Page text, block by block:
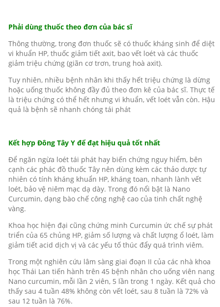
Phải dùng thuốc theo đơn của bác sĩ
Thông thường, trong đơn thuốc sẽ có thuốc kháng sinh để diệt
vi khuẩn HP, thuốc giảm tiết axit, bao vết loét và các thuốc
giảm triệu chứng (giãn cơ trơn, trung hoà axit).
Tuy nhiên, nhiều bệnh nhân khi thấy hết triệu chứng là dừng
hoặc uống thuốc không đầy đủ theo đơn kê của bác sĩ. Thực tế
là triệu chứng có thể hết nhưng vi khuẩn, vết loét vẫn còn. Hậu
quả là bệnh sẽ nhanh chóng tái phát
Kết hợp Đông Tây Y để đạt hiệu quả tốt nhất
Để ngăn ngừa loét tái phát hay biến chứng nguy hiểm, bên
cạnh các phác đồ thuốc Tây nên dùng kèm các thảo dược tự
nhiên có tính kháng khuẩn HP, kháng toan, nhanh lành vết
loét, bảo vệ niêm mạc dạ dày. Trong đó nổi bật là Nano
Curcumin, dạng bào chế công nghệ cao của tinh chất nghệ
vàng.
Khoa học hiện đại cũng chứng minh Curcumin ức chế sự phát
triển của 65 chủng HP, giảm số lượng và chất lượng ổ loét, làm
giảm tiết acid dịch vị và các yếu tố thúc đẩy quá trình viêm.
Trong một nghiên cứu lâm sàng giai đoạn II của các nhà khoa
học Thái Lan tiến hành trên 45 bệnh nhân cho uống viên nang
Nano curcumin, mỗi lần 2 viên, 5 lần trong 1 ngày. Kết quả cho
thấy sau 4 tuần 48% không còn vết loét, sau 8 tuần là 72% và
sau 12 tuần là 76%.